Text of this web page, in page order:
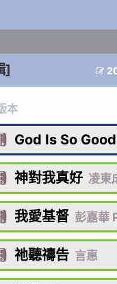
] 
本
God Is So Good
神對我真好 凌東
我愛基督 彭嘉華
祂聽禱告 言惠